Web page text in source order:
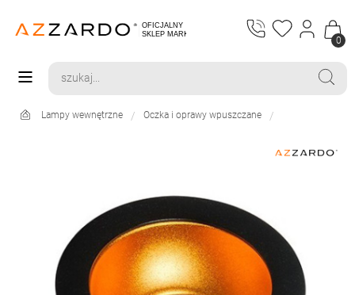
0
Lampy wewnętrzne Oczka i oprawy wpuszczane